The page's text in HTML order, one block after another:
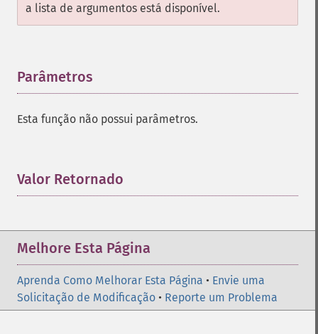
a lista de argumentos está disponível.
Parâmetros
Esta função não possui parâmetros.
Valor Retornado
Melhore Esta Página
Aprenda Como Melhorar Esta Página • Envie uma
Solicitação de Modificação • Reporte um Problema